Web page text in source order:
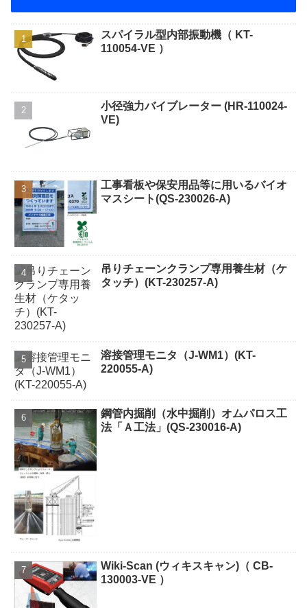
スパイラル型内部振動機（ KT-
110054-VE ）
小径強力バイブレーター (HR-110024-
VE)
工事看板や保安用品等に用いるバイオ
マスシート(QS-230026-A)
吊りチェーンクランプ専用養生材（ケ
タッチ）(KT-230257-A)
溶接管理モニタ（J-WM1）(KT-
220055-A)
鋼管内掘削（水中掘削）オムパロス工
法「Ａ工法」(QS-230016-A)
Wiki-Scan (ウィキスキャン)（ CB-
130003-VE ）